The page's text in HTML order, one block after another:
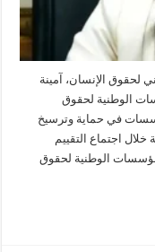
الإنسان، آمينة
الوطنية لحقوق
في حماية وترسيخ
اجتماع التقييم
الوطنية لحقوق